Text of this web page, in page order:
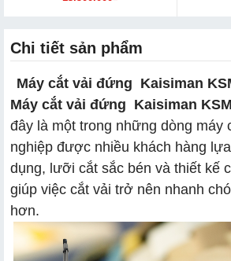
Chi tiết sản phẩm
Máy cắt vải đứng Kaisiman
Máy cắt vải đứng Kaisiman
đây là một trong những dòng máy
nghiệp được nhiều khách hàng
dụng, lưỡi cắt sắc bén và thiết kế
giúp việc cắt vải trở nên nhanh
hơn.